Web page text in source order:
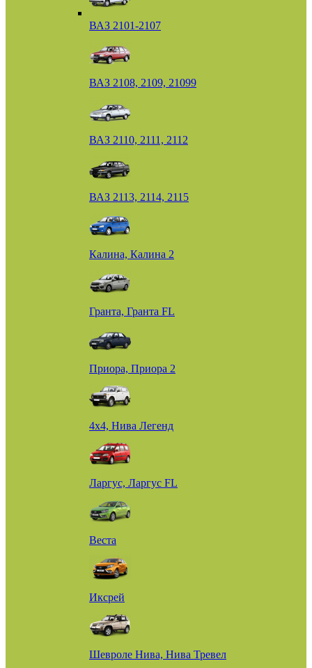
ВАЗ 2101-2107
ВАЗ 2108, 2109, 21099
ВАЗ 2110, 2111, 2112
ВАЗ 2113, 2114, 2115
Калина, Калина 2
Гранта, Гранта FL
Приора, Приора 2
4х4, Нива Легенд
Ларгус, Ларгус FL
Веста
Иксрей
Шевроле Нива, Нива Тревел